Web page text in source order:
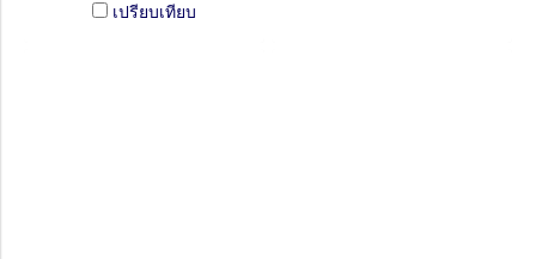
เปรียบเทียบ